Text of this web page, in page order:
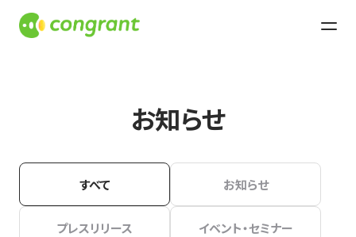
お知らせ
すべて お知らせ
プレスリリース イベント・セミナー